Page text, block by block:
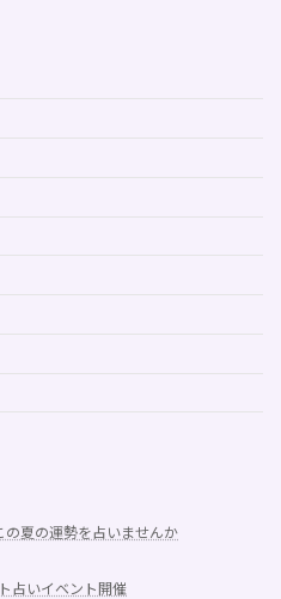
の夏の運勢を占いませんか
占いイベント開催